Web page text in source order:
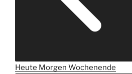
Heute Morgen Wochenende